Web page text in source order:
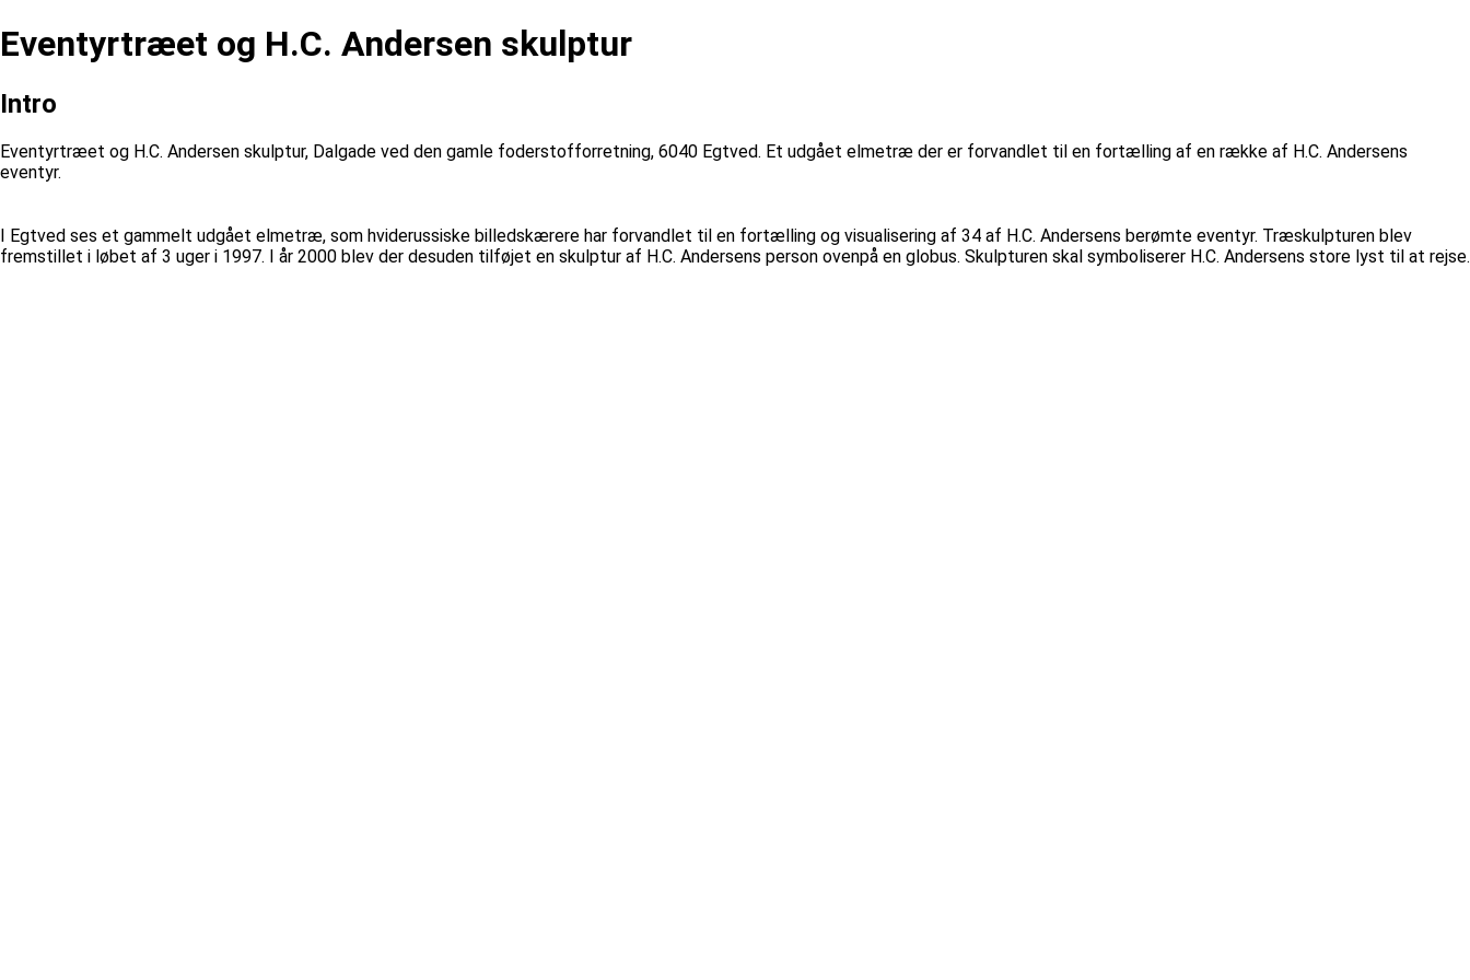
Eventyrtræet og H.C. Andersen skulptur
Intro
Eventyrtræet og H.C. Andersen skulptur, Dalgade ved den gamle foderstofforretning, 6040 Egtved. Et udgået elmetræ der er forvandlet til en fortælling af en række af H.C. Andersens
eventyr.
I Egtved ses et gammelt udgået elmetræ, som hviderussiske billedskærere har forvandlet til en fortælling og visualisering af 34 af H.C. Andersens berømte eventyr. Træskulpturen blev
fremstillet i løbet af 3 uger i 1997. I år 2000 blev der desuden tilføjet en skulptur af H.C. Andersens person ovenpå en globus. Skulpturen skal symboliserer H.C. Andersens store lyst til at rejse.